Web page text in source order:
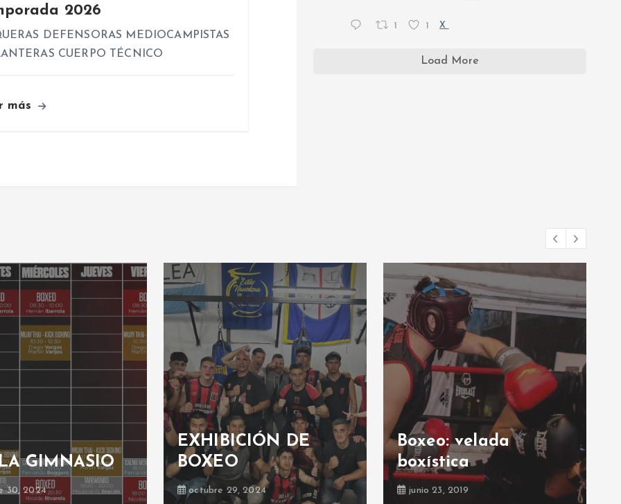
2026
DEFENSORAS MEDIOCAMPISTAS
CUERPO TÉCNICO
más
1 1 X
Load More
GIMNASIO
30, 2024
EXHIBICIÓN DE
BOXEO
octubre 29, 2024
Boxeo: velada
boxística
junio 23, 2019